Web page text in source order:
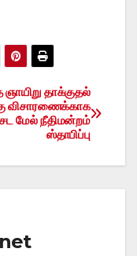
ஞாயிறு தாக்குதல்
விசாரணைக்காக
மேல் நீதிமன்றம்
ஸ்தாபிப்பு